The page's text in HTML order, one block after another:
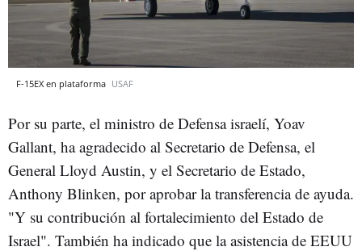
F-15EX en plataforma USAF
Por su parte, el ministro de Defensa israelí, Yoav
Gallant, ha agradecido al Secretario de Defensa, el
General Lloyd Austin, y el Secretario de Estado,
Anthony Blinken, por aprobar la transferencia de ayuda.
"Y su contribución al fortalecimiento del Estado de
Israel". También ha indicado que la asistencia de EEUU